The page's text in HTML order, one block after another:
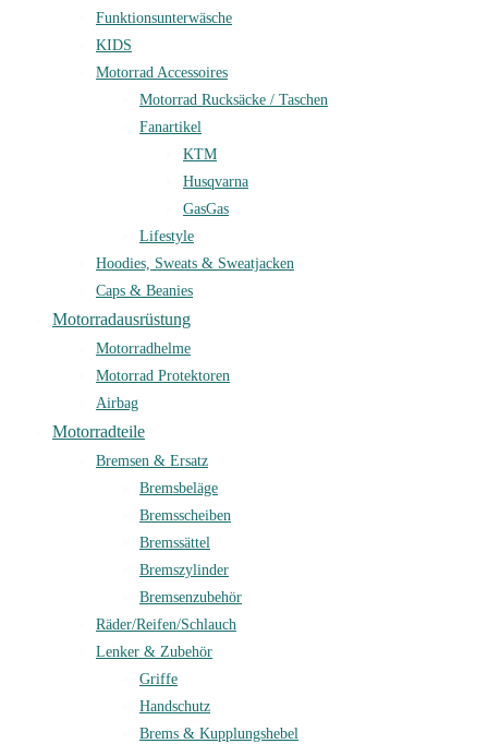
Funktionsunterwäsche
KIDS
Motorrad Accessoires
Motorrad Rucksäcke / Taschen
Fanartikel
KTM
Husqvarna
GasGas
Lifestyle
Hoodies, Sweats & Sweatjacken
Caps & Beanies
Motorradausrüstung
Motorradhelme
Motorrad Protektoren
Airbag
Motorradteile
Bremsen & Ersatz
Bremsbeläge
Bremsscheiben
Bremssättel
Bremszylinder
Bremsenzubehör
Räder/Reifen/Schlauch
Lenker & Zubehör
Griffe
Handschutz
Brems & Kupplungshebel